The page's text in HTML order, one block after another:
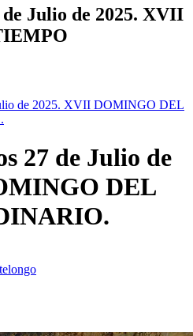
Julio de 2025. XVII
de 2025. XVII DOMINGO DEL
27 de Julio de
DEL